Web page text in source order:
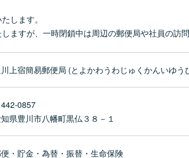
します。
ますが、一時閉鎖中は周辺の郵便局や社員の訪
上宿簡易郵便局 (とよかわうわじゅくかんいゆう
0857
県豊川市八幡町黒仏３８－１
・貯金・為替・振替・生命保険